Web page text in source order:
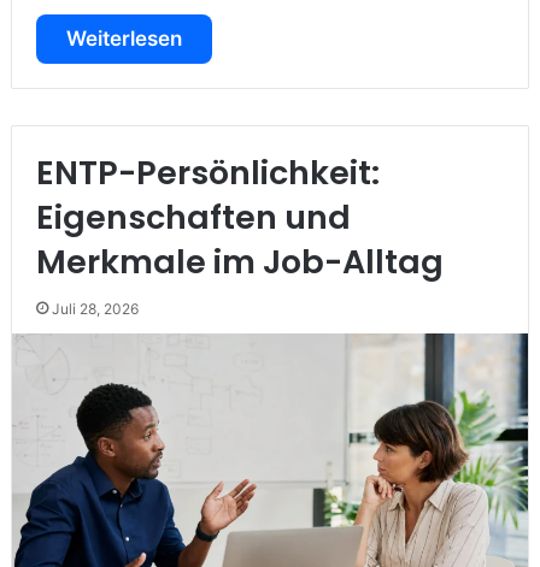
Weiterlesen
ENTP-Persönlichkeit:
Eigenschaften und
Merkmale im Job-Alltag
Juli 28, 2026